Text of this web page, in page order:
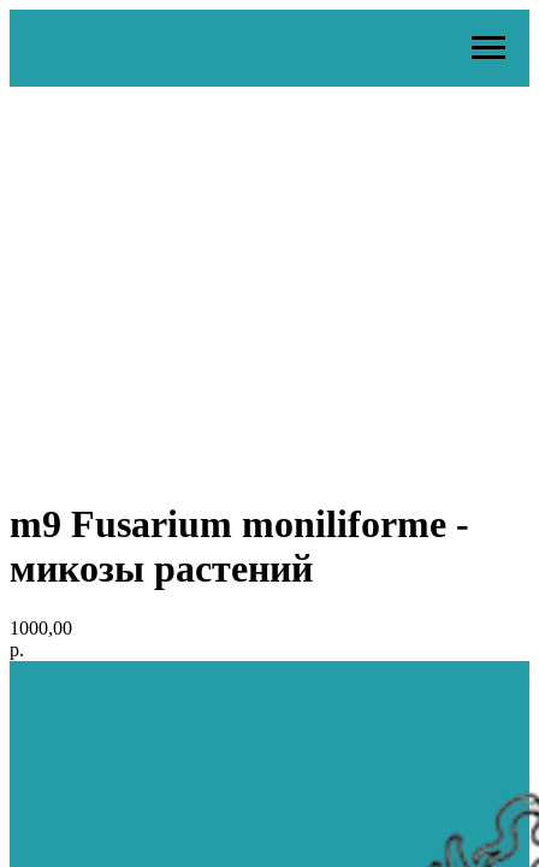
m9 Fusarium moniliforme -
микозы растений
1000,00
р.